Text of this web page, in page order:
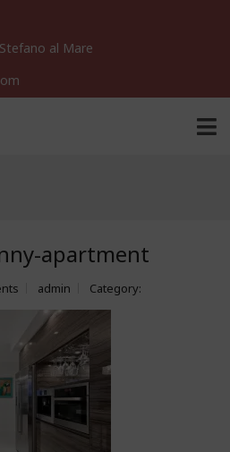
al Mare
apartment
admin Category: